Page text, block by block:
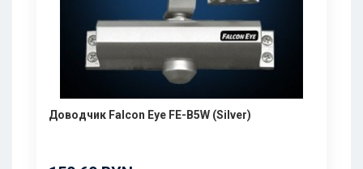
Доводчик Falcon Eye FE-B5W (Silver)